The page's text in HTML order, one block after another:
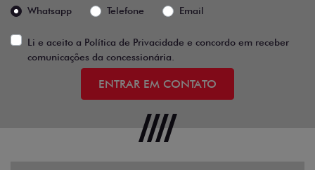
Whatsapp
Telefone Email
Li e aceito a Política de Privacidade e concordo em receber
comunicações da concessionária.
ENTRAR EM CONTATO